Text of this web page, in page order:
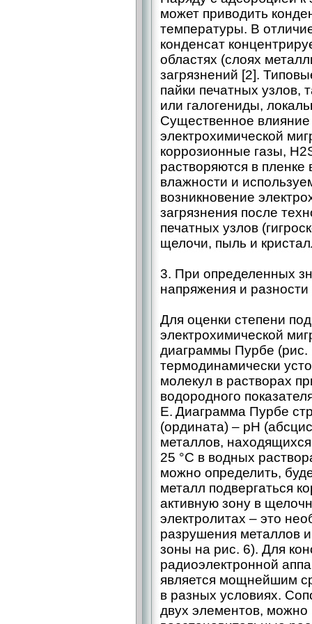
может приводить
температуры. В
конденсат
областях (слоях
загрязнений [2].
пайки печатных узлов,
или галогениды,
Существенное
электрохимической
коррозионные газы,
растворяются в
влажности и
возникновение
загрязнения после
печатных узлов
щелочи, пыль и
3. При определенных
напряжения и
Для оценки степени
электрохимической
диаграммы Пурбе
термодинамически
молекул в растворах
водородного
E. Диаграмма Пурбе
(ордината) – ​pH
металлов,
25 °C в водных
можно определить,
металл подвергаться
активную зону в
электролитах – ​это
разрушения металлов
зоны на рис. 6). Для
радиоэлектронной
является мощнейшим
в разных условиях.
двух элементов,